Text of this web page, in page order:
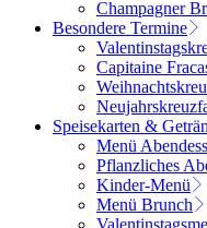
Champagner
Besondere Termine
Capitaine
Speisekarten &
Menü
Pflanzliches
Kinder-Menü
Menü Brunch